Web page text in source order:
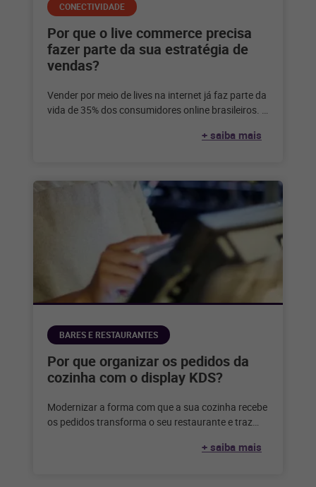
CONECTIVIDADE
Por que o live commerce precisa
fazer parte da sua estratégia de
vendas?
Vender por meio de lives na internet já faz parte da
vida de 35% dos consumidores online brasileiros. E
+ saiba mais
BARES E RESTAURANTES
Por que organizar os pedidos da
cozinha com o display KDS?
Modernizar a forma com que a sua cozinha recebe
os pedidos transforma o seu restaurante e traz
+ saiba mais